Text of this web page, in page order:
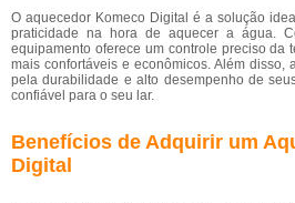
O aquecedor Komeco Digital é a solução
praticidade na hora de aquecer a água.
equipamento oferece um controle preciso da
mais confortáveis e econômicos. Além disso,
pela durabilidade e alto desempenho de
confiável para o seu lar.
Benefícios de Adquirir um
Digital